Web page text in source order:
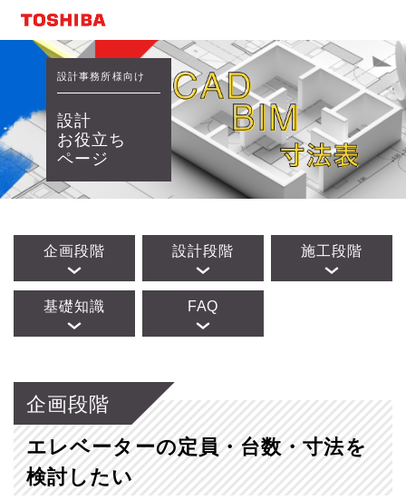
設計事務所様向け
設計
お役立ち
ページ
企画段階 設計段階 施工段階
基礎知識 FAQ
企画段階
エレベーターの定員・台数・寸法を
検討したい